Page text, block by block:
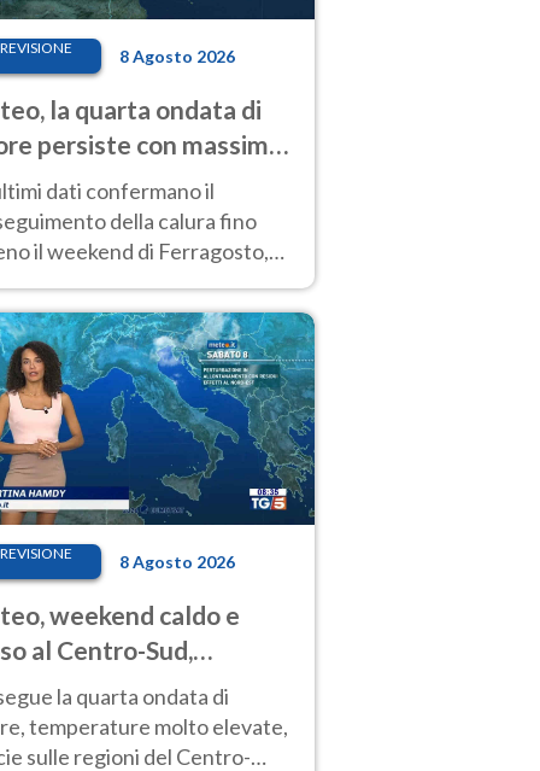
8 Agosto 2026
la quarta ondata di
persiste con massime
molto elevate
dati confermano il
della calura fino
il weekend di Ferragosto,
prossima
8 Agosto 2026
weekend caldo e
al Centro-Sud,
sui rilievi
la quarta ondata di
temperature molto elevate,
sulle regioni del Centro-